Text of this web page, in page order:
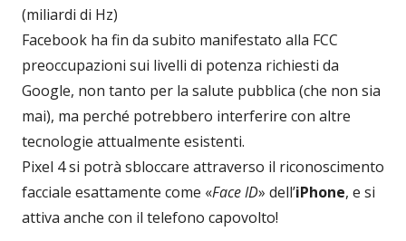
(miliardi di Hz)
Facebook ha fin da subito manifestato alla FCC
preoccupazioni sui livelli di potenza richiesti da
Google, non tanto per la salute pubblica (che non sia
mai), ma perché potrebbero interferire con altre
tecnologie attualmente esistenti.
Pixel 4 si potrà sbloccare attraverso il riconoscimento
facciale esattamente come «Face ID» dell’iPhone, e si
attiva anche con il telefono capovolto!